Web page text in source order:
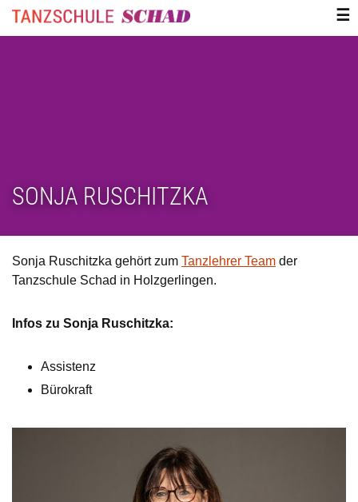
☰
ZUM
SONJA RUSCHITZKA
Sonja Ruschitzka gehört zum Tanzlehrer Team der
Tanzschule Schad in Holzgerlingen.
Infos zu Sonja Ruschitzka:
Assistenz
Bürokraft